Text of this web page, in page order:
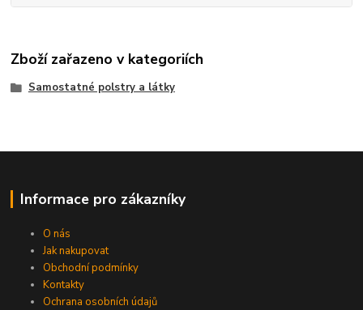
Zboží zařazeno v kategoriích
Samostatné polstry a látky
Informace pro zákazníky
O nás
Jak nakupovat
Obchodní podmínky
Kontakty
Ochrana osobních údajů